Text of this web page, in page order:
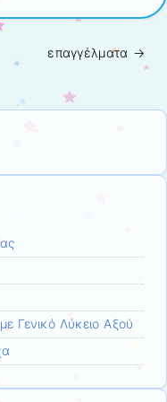
επαγγέλματα →
Γενικό Λύκειο Αξού